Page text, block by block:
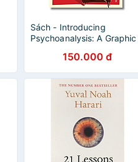
Sách - Introducing
Psychoanalysis: A Graphic
Psychology / Nonfiction
150.000 đ